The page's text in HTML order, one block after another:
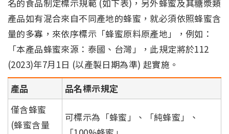
名的食品制定標示規範 (如下表)，另外蜂蜜及其糖漿類
產品如有混合來自不同產地的蜂蜜，就必須依照蜂蜜含
量的多寡，來依序標示「蜂蜜原料原產地」，例如：
「本產品蜂蜜來源：泰國、台灣」，此規定將於112
(2023)年7月1日 (以產製日期為準) 起實施。
產品
品名標示規定
僅含蜂蜜
(蜂蜜含量
可標示為「蜂蜜」、「純蜂蜜」、